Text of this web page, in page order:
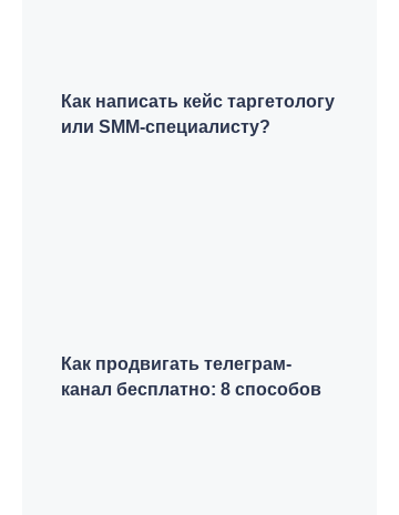
Как написать кейс таргетологу
или SMM-специалисту?
Как продвигать телеграм-
канал бесплатно: 8 способов